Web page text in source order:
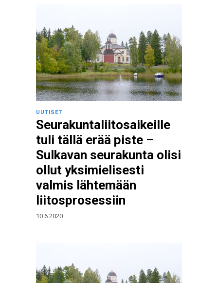
UUTISET
Seurakuntaliitosaikeille
tuli tällä erää piste –
Sulkavan seurakunta olisi
ollut yksimielisesti
valmis lähtemään
liitosprosessiin
10.6.2020